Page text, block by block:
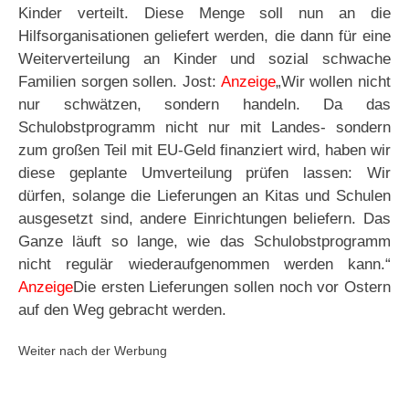
Kinder verteilt. Diese Menge soll nun an die
Hilfsorganisationen geliefert werden, die dann für eine
Weiterverteilung an Kinder und sozial schwache
Familien sorgen sollen. Jost: Anzeige„Wir wollen nicht
nur schwätzen, sondern handeln. Da das
Schulobstprogramm nicht nur mit Landes- sondern
zum großen Teil mit EU-Geld finanziert wird, haben wir
diese geplante Umverteilung prüfen lassen: Wir
dürfen, solange die Lieferungen an Kitas und Schulen
ausgesetzt sind, andere Einrichtungen beliefern. Das
Ganze läuft so lange, wie das Schulobstprogramm
nicht regulär wiederaufgenommen werden kann.“
AnzeigeDie ersten Lieferungen sollen noch vor Ostern
auf den Weg gebracht werden.
Weiter nach der Werbung